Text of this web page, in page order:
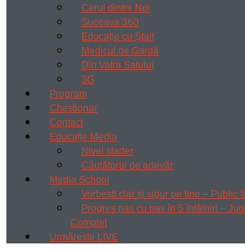
Cerul dintre Noi
Suceava 360
Educație cu Ștaif
Medicul de Gardă
Din Vatra Satului
3G
Program
Chestionar
Contact
Educație Media
Nivel starter
Căutătorul de adevăr
Media School
Vorbești clar și sigur pe tine – Public
Progres pas cu pas în 5 întâlniri –
Complet
Urmărește LIVE